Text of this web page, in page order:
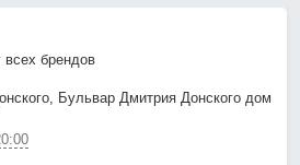
всех брендов
, Бульвар Дмитрия Донского дом